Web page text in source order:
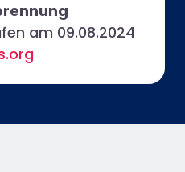
am 09.08.2024